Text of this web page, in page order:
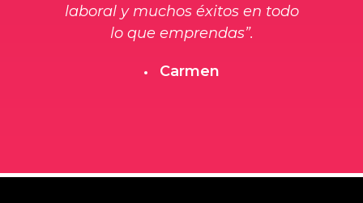
laboral y muchos éxitos en todo
lo que emprendas”.
Carmen